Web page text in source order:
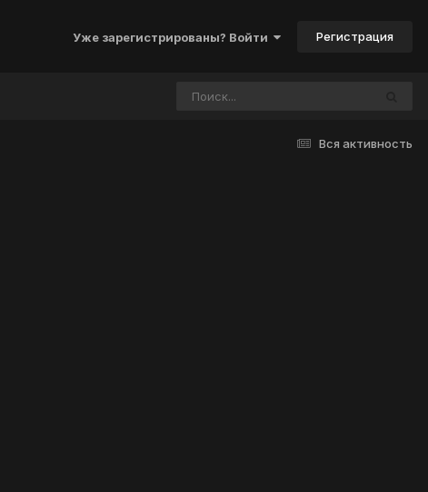
Уже зарегистрированы? Войти Регистрация
Вся активность